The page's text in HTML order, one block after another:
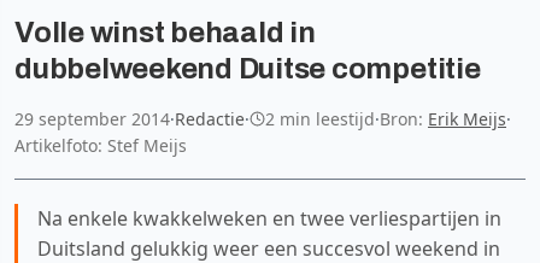
Volle winst behaald in
dubbelweekend Duitse competitie
29 september 2014·Redactie· 2 min leestijd·Bron: Erik Meijs·
Artikelfoto: Stef Meijs
Na enkele kwakkelweken en twee verliespartijen in
Duitsland gelukkig weer een succesvol weekend in